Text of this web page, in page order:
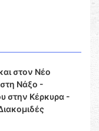
στον Νέο
Νάξο -
στην Κέρκυρα -